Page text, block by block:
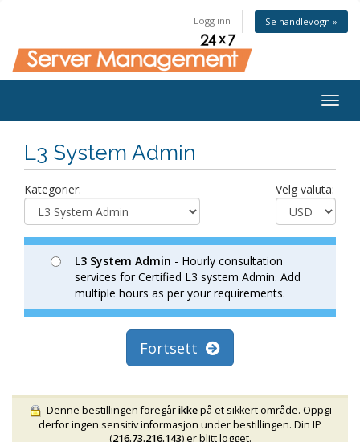
Logg inn Se handlevogn »
L3 System Admin
Kategorier: Velg valuta:
L3 System Admin - Hourly consultation
services for Certified L3 system Admin. Add
multiple hours as per your requirements.
Fortsett
Denne bestillingen foregårikkepå et sikkert område. Oppgi
derfor ingen sensitiv informasjon under bestillingen. Din IP
(216.73.216.143) er blitt logget.